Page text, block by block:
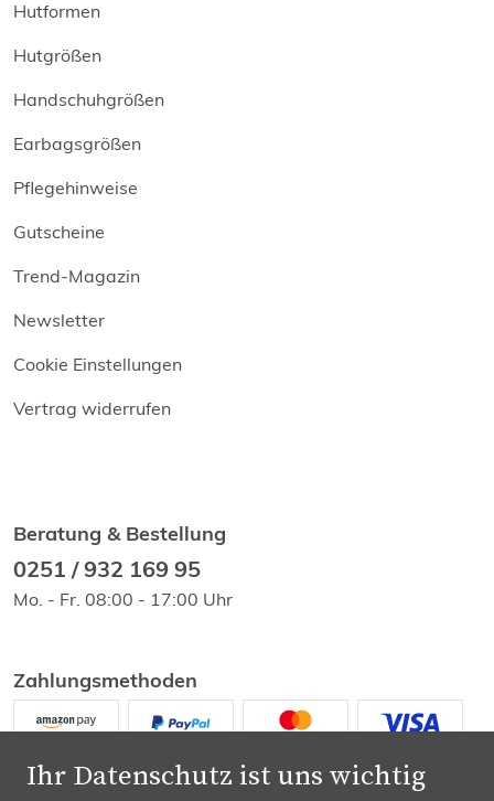
Ihr Datenschutz ist uns wichtig
Hutformen
Hutgrößen
Handschuhgrößen
Earbagsgrößen
Pflegehinweise
Gutscheine
Trend-Magazin
Newsletter
Cookie Einstellungen
Vertrag widerrufen
Beratung & Bestellung
0251 / 932 169 95
Mo. - Fr. 08:00 - 17:00 Uhr
Zahlungsmethoden